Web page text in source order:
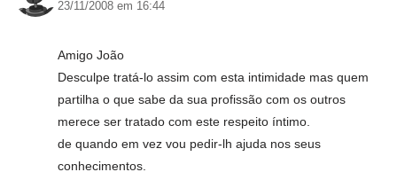
23/11/2008 em 16:44
Amigo João
Desculpe tratá-lo assim com esta intimidade mas quem
partilha o que sabe da sua profissão com os outros
merece ser tratado com este respeito íntimo.
de quando em vez vou pedir-lh ajuda nos seus
conhecimentos.